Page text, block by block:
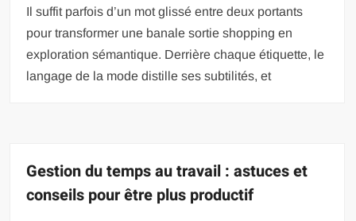
Il suffit parfois d’un mot glissé entre deux portants
pour transformer une banale sortie shopping en
exploration sémantique. Derrière chaque étiquette, le
langage de la mode distille ses subtilités, et
Gestion du temps au travail : astuces et
conseils pour être plus productif